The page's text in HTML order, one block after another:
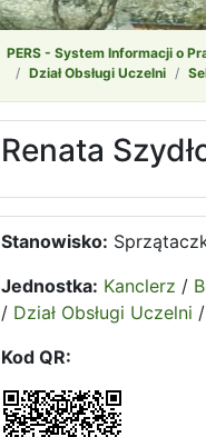
PERS - System Informacji o
Dział Obsługi Uczelni
Renata
Stanowisko:
Jednostka: Kanclerz /
/ Dział Obsługi Uczelni /
Kod QR: